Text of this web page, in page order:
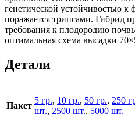
генетической устойчивостью к
поражается трипсами. Гибрид
требования к плодородию
оптимальная схема высадки
Детали
Пакет
5 гр., 10 гр., 50 гр., 250
шт., 2500 шт., 5000 шт.